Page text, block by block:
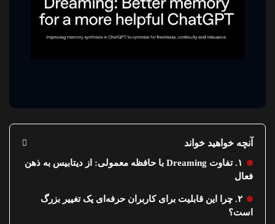
آنچه خواهید خواند
۱. تفاوت Dreaming با حافظه معمولی: از دیتابیس به ذهن
فعال
۲. چرا این قابلیت برای کاربران حرفه‌ای یک تغییر بزرگ
است؟